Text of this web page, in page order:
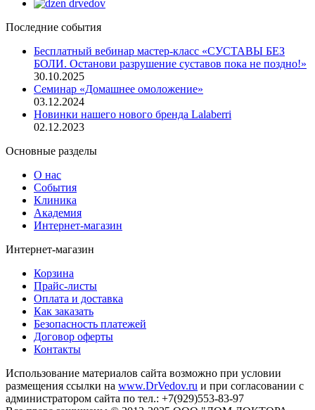
Последние события
Бесплатный вебинар мастер-класс «СУСТАВЫ БЕЗ
БОЛИ. Останови разрушение суставов пока не поздно!»
30.10.2025
Семинар «Домашнее омоложение»
03.12.2024
Новинки нашего нового бренда Lalaberri
02.12.2023
Основные разделы
О нас
События
Клиника
Академия
Интернет-магазин
Интернет-магазин
Корзина
Прайс-листы
Оплата и доставка
Как заказать
Безопасность платежей
Договор оферты
Контакты
Использование материалов сайта возможно при условии
размещения ссылки на www.DrVedov.ru и при согласовании с
администратором сайта по тел.: +7(929)553-83-97